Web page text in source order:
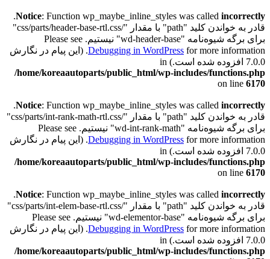
Notice: Function wp_maybe_inline_styles was called incorrectly
.
قادر به خواندن کلید "path" با مقدار "/css/parts/header-base-rtl.css"
برای برگه شیوه‌نامه "wd-header-base" نیستیم. Please see
Debugging in WordPressfor more information. (این پیام در نگارش
7.0.0 افزوده شده است.) in
/home/koreaautoparts/public_html/wp-includes/functions.php
on line 6170
Notice: Function wp_maybe_inline_styles was called incorrectly
.
قادر به خواندن کلید "path" با مقدار "/css/parts/int-rank-math-rtl.css"
برای برگه شیوه‌نامه "wd-int-rank-math" نیستیم. Please see
Debugging in WordPressfor more information. (این پیام در نگارش
7.0.0 افزوده شده است.) in
/home/koreaautoparts/public_html/wp-includes/functions.php
on line 6170
Notice: Function wp_maybe_inline_styles was called incorrectly
.
قادر به خواندن کلید "path" با مقدار "/css/parts/int-elem-base-rtl.css"
برای برگه شیوه‌نامه "wd-elementor-base" نیستیم. Please see
Debugging in WordPressfor more information. (این پیام در نگارش
7.0.0 افزوده شده است.) in
/home/koreaautoparts/public_html/wp-includes/functions.php